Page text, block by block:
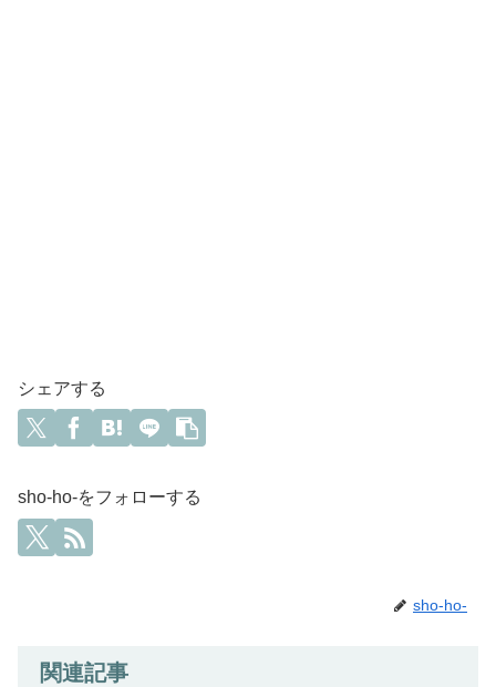
シェアする
sho-ho-をフォローする
sho-ho-
関連記事